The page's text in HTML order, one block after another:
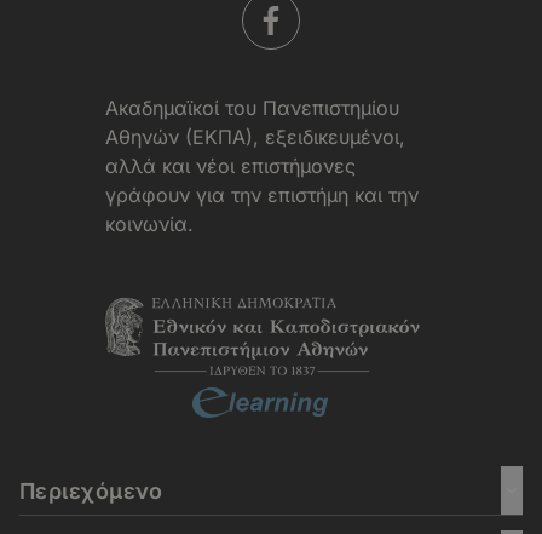
Aκαδημαϊκοί του Πανεπιστημίου
Αθηνών (ΕΚΠΑ), εξειδικευμένοι,
αλλά και νέοι επιστήμονες
γράφουν για την επιστήμη και την
κοινωνία.
Περιεχόμενο